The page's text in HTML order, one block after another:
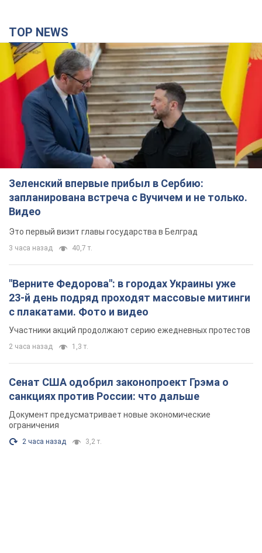
TOP NEWS
Зеленский впервые прибыл в Сербию:
запланирована встреча с Вучичем и не только.
Видео
Это первый визит главы государства в Белград
3 часа назад 40,7 т.
"Верните Федорова": в городах Украины уже
23-й день подряд проходят массовые митинги
с плакатами. Фото и видео
Участники акций продолжают серию ежедневных протестов
2 часа назад 1,3 т.
Сенат США одобрил законопроект Грэма о
санкциях против России: что дальше
Документ предусматривает новые экономические
ограничения
2 часа назад 3,2 т.